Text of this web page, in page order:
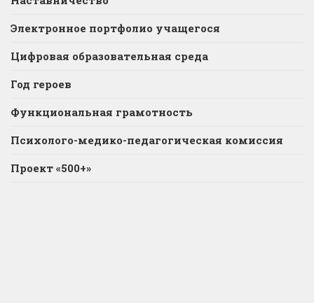
Электронное портфолио учащегося
Цифровая образовательная среда
Год героев
Функциональная грамотность
Психолого-медико-педагогическая комиссия
Проект «500+»